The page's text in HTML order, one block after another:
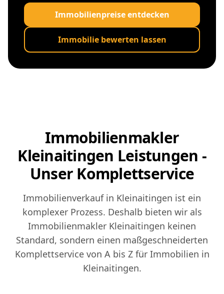
Immobilienpreise entdecken
Immobilie bewerten lassen
Immobilienmakler
Kleinaitingen Leistungen -
Unser Komplettservice
Immobilienverkauf in Kleinaitingen ist ein
komplexer Prozess. Deshalb bieten wir als
Immobilienmakler Kleinaitingen keinen
Standard, sondern einen maßgeschneiderten
Komplettservice von A bis Z für Immobilien in
Kleinaitingen.